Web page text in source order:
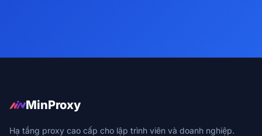
MinProxy
Hạ tầng proxy cao cấp cho lập trình viên và doanh nghiệp.